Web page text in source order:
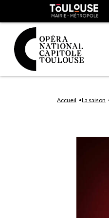
Panneau de gestion des cookies
Toulouse
métropole
Accueil La saison